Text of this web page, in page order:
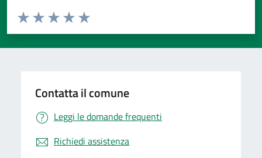
Valuta da 1 a 5 stelle la pagina
Valuta 5 stelle su 5
Valuta 4 stelle su 5
Valuta 3 stelle su 5
Valuta 2 stelle su 5
Valuta 1 stelle su 5
Contatta il comune
Leggi le domande frequenti
Richiedi assistenza